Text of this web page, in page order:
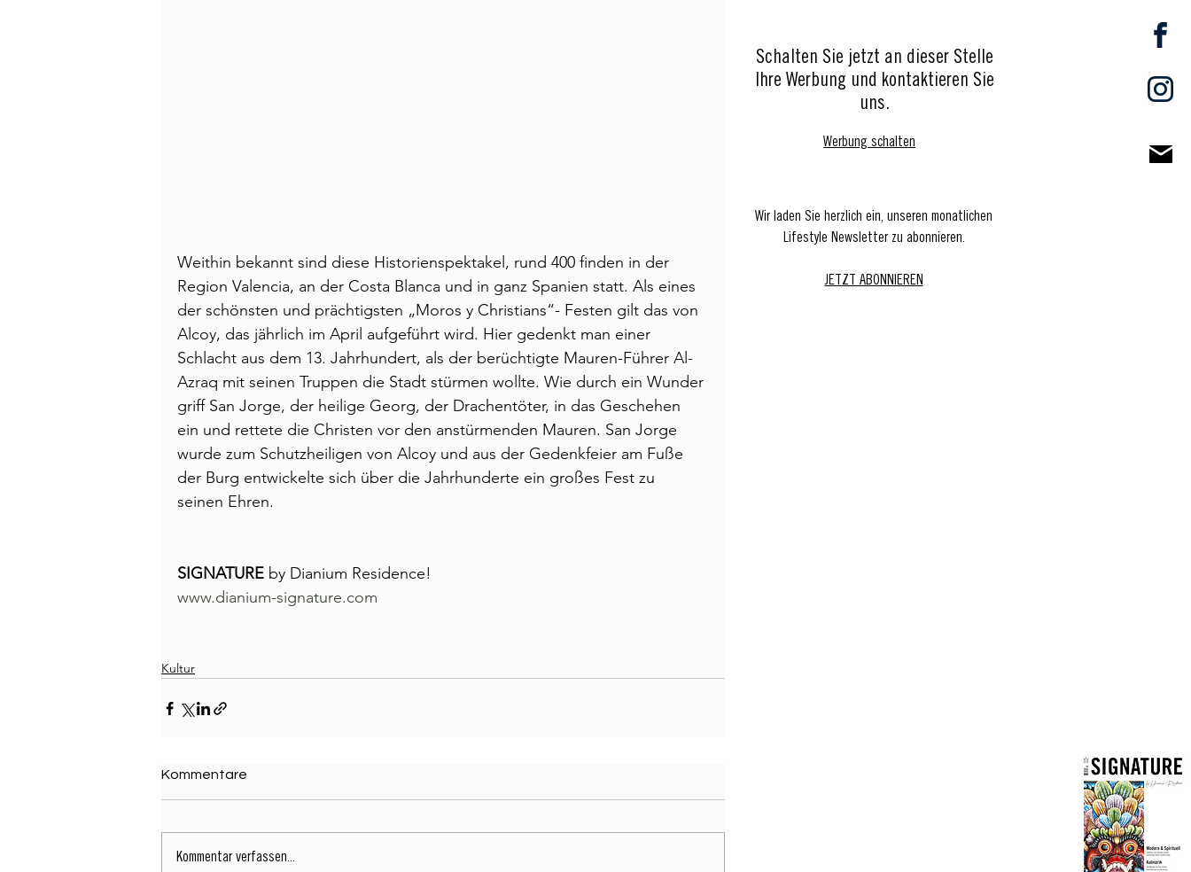
Weithin bekannt sind diese Historienspektakel, rund 400 finden in der
Region Valencia, an der Costa Blanca und in ganz Spanien statt. Als eines
der schönsten und prächtigsten „Moros y Christians“- Festen gilt das von
Alcoy, das jährlich im April aufgeführt wird. Hier gedenkt man einer
Schlacht aus dem 13. Jahrhundert, als der berüchtigte Mauren-Führer Al-
Azraq mit seinen Truppen die Stadt stürmen wollte. Wie durch ein Wunder
griff San Jorge, der heilige Georg, der Drachentöter, in das Geschehen
ein und rettete die Christen vor den anstürmenden Mauren. San Jorge
wurde zum Schutzheiligen von Alcoy und aus der Gedenkfeier am Fuße
der Burg entwickelte sich über die Jahrhunderte ein großes Fest zu
seinen Ehren.
SIGNATURE by Dianium Residence!
www.dianium-signature.com
Kultur
Kommentare
Kommentar verfassen...
Schalten Sie jetzt an dieser Stelle
Ihre Werbung und kontaktieren Sie
uns.
Werbung schalten
Wir laden Sie herzlich ein, unseren monatlichen
Lifestyle Newsletter zu abonnieren.
JETZT ABONNIEREN